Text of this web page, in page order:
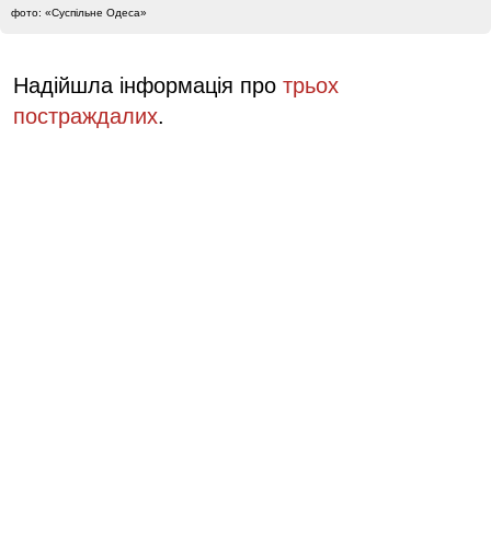
фото: «Суспільне Одеса»
Надійшла інформація про трьох
постраждалих.